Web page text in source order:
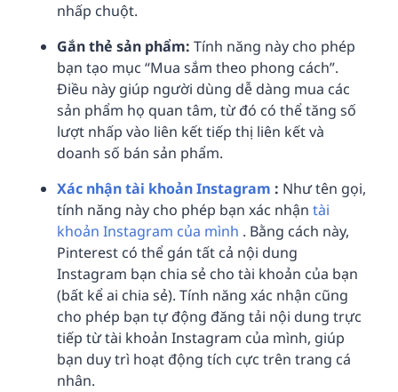
nhấp chuột.
Gắn thẻ sản phẩm: Tính năng này cho phép
bạn tạo mục “Mua sắm theo phong cách”.
Điều này giúp người dùng dễ dàng mua các
sản phẩm họ quan tâm, từ đó có thể tăng số
lượt nhấp vào liên kết tiếp thị liên kết và
doanh số bán sản phẩm.
Xác nhận tài khoản Instagram : Như tên gọi,
tính năng này cho phép bạn xác nhận tài
khoản Instagram của mình . Bằng cách này,
Pinterest có thể gán tất cả nội dung
Instagram bạn chia sẻ cho tài khoản của bạn
(bất kể ai chia sẻ). Tính năng xác nhận cũng
cho phép bạn tự động đăng tải nội dung trực
tiếp từ tài khoản Instagram của mình, giúp
bạn duy trì hoạt động tích cực trên trang cá
nhân.